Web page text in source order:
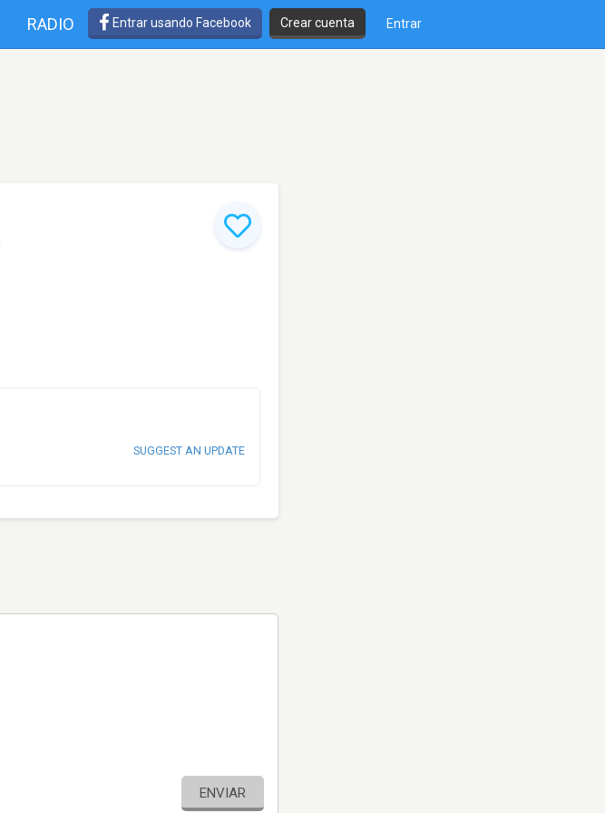
RADIO Entrar usando Facebook Crear cuenta Entrar
SUGGEST AN UPDATE
ENVIAR